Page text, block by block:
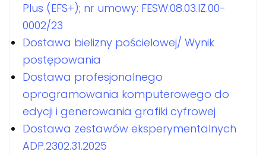
Plus (EFS+); nr umowy: FESW.08.03.IZ.00-
0002/23
Dostawa bielizny pościelowej/ Wynik
postępowania
Dostawa profesjonalnego
oprogramowania komputerowego do
edycji i generowania grafiki cyfrowej
Dostawa zestawów eksperymentalnych
ADP.2302.31.2025